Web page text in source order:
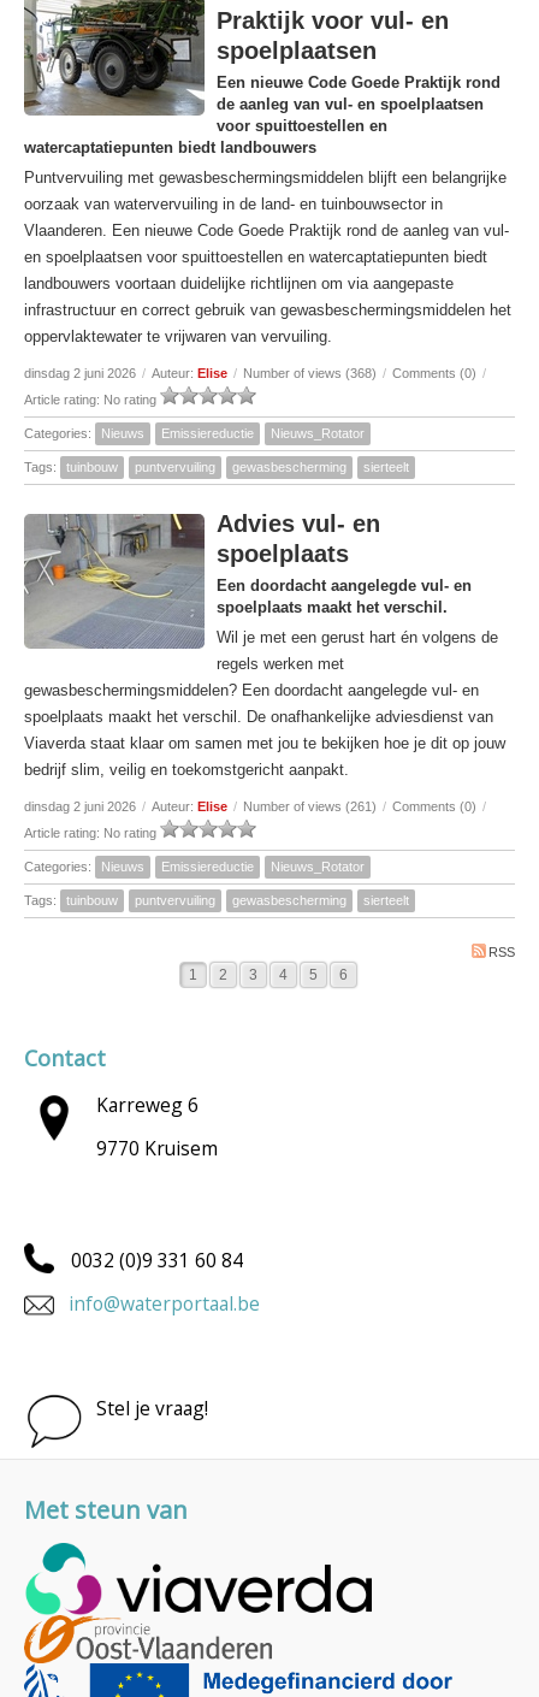
Praktijk voor vul- en
spoelplaatsen
Een nieuwe Code Goede Praktijk rond
de aanleg van vul- en spoelplaatsen
voor spuittoestellen en
watercaptatiepunten biedt landbouwers
Puntvervuiling met gewasbeschermingsmiddelen blijft een belangrijke
oorzaak van watervervuiling in de land- en tuinbouwsector in
Vlaanderen. Een nieuwe Code Goede Praktijk rond de aanleg van vul-
en spoelplaatsen voor spuittoestellen en watercaptatiepunten biedt
landbouwers voortaan duidelijke richtlijnen om via aangepaste
infrastructuur en correct gebruik van gewasbeschermingsmiddelen het
oppervlaktewater te vrijwaren van vervuiling.
dinsdag 2 juni 2026 / Auteur: Elise / Number of views (368) / Comments (0) /
Article rating: No rating
Categories: Nieuws Emissiereductie Nieuws_Rotator
Tags: tuinbouw puntvervuiling gewasbescherming sierteelt
Advies vul- en
spoelplaats
Een doordacht aangelegde vul- en
spoelplaats maakt het verschil.
Wil je met een gerust hart én volgens de
regels werken met
gewasbeschermingsmiddelen? Een doordacht aangelegde vul- en
spoelplaats maakt het verschil. De onafhankelijke adviesdienst van
Viaverda staat klaar om samen met jou te bekijken hoe je dit op jouw
bedrijf slim, veilig en toekomstgericht aanpakt.
dinsdag 2 juni 2026 / Auteur: Elise / Number of views (261) / Comments (0) /
Article rating: No rating
Categories: Nieuws Emissiereductie Nieuws_Rotator
Tags: tuinbouw puntvervuiling gewasbescherming sierteelt
RSS
1 2 3 4 5 6
Contact
Karreweg 6
9770 Kruisem
0032 (0)9 331 60 84
info@waterportaal.be
Stel je vraag!
Met steun van